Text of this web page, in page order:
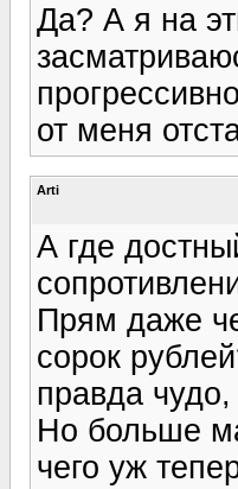
Да? А я на
от меня
Arti
А где
Прям даже
сорок
правда
Но больше
чего уж